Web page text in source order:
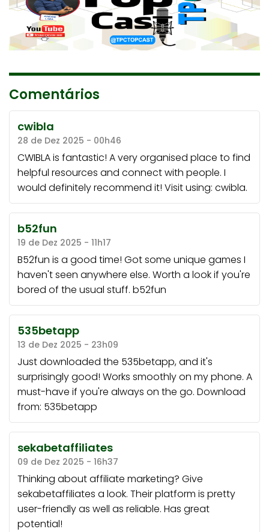
Comentários
cwibla
28 de Dez 2025 - 00h46
CWIBLA is fantastic! A very organised place to find
helpful resources and connect with people. I
would definitely recommend it! Visit using: cwibla.
b52fun
19 de Dez 2025 - 11h17
B52fun is a good time! Got some unique games I
haven't seen anywhere else. Worth a look if you're
bored of the usual stuff. b52fun
535betapp
13 de Dez 2025 - 23h09
Just downloaded the 535betapp, and it's
surprisingly good! Works smoothly on my phone. A
must-have if you're always on the go. Download
from: 535betapp
sekabetaffiliates
09 de Dez 2025 - 16h37
Thinking about affiliate marketing? Give
sekabetaffiliates a look. Their platform is pretty
user-friendly as well as reliable. Has great
potential!